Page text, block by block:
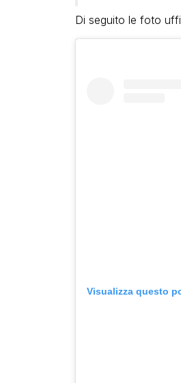
Di seguito le foto
Visualizza questo